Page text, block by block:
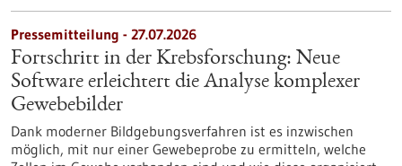
Pressemitteilung - 27.07.2026
Fortschritt in der Krebsforschung: Neue
Software erleichtert die Analyse komplexer
Gewebebilder
Dank moderner Bildgebungsverfahren ist es inzwischen
möglich, mit nur einer Gewebeprobe zu ermitteln, welche